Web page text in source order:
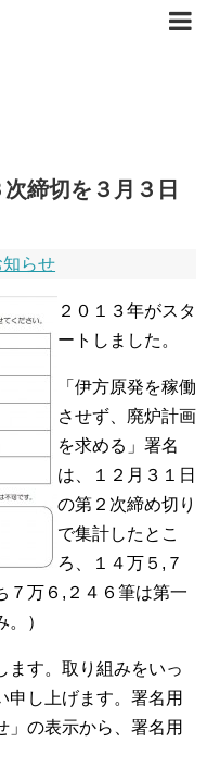
締切を３月３日
知らせ
２０１３年がスタ
ートしました。
「伊方原発を稼働
させず、廃炉計画
を求める」署名
は、１２月３１日
の第２次締め切り
で集計したとこ
ろ、１４万５,７
７万６,２４６筆は第一
）
ます。取り組みをいっ
申し上げます。署名用
」の表示から、署名用